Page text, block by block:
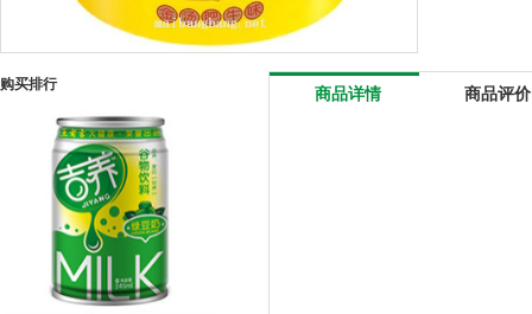
购买排行 商品详情 商品评价